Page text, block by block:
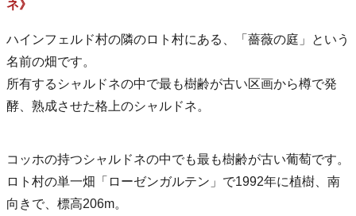
ネ》
ハインフェルド村の隣のロト村にある、「薔薇の庭」という
名前の畑です。
所有するシャルドネの中で最も樹齢が古い区画から樽で発
酵、熟成させた格上のシャルドネ。
コッホの持つシャルドネの中でも最も樹齢が古い葡萄です。
ロト村の単一畑「ローゼンガルテン」で1992年に植樹、南
向きで、標高206m。